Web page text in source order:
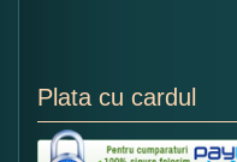
Plata cu cardul